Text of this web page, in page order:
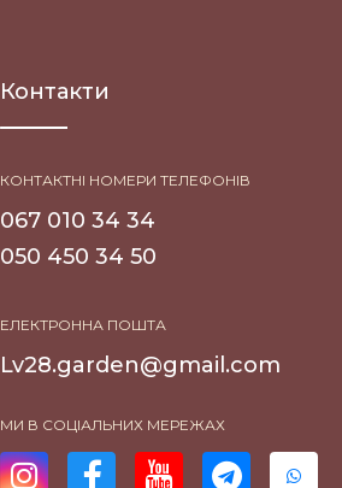
Контакти
КОНТАКТНІ НОМЕРИ ТЕЛЕФОНІВ
067 010 34 34
050 450 34 50
ЕЛЕКТРОННА ПОШТА
Lv28.garden@gmail.com
МИ В СОЦІАЛЬНИХ МЕРЕЖАХ